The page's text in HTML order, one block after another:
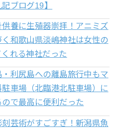
ブログ19】
供養に生殖器崇拝！アニミズ
和歌山県淡嶋神社は女性の
れる神社だった
利尻島への離島旅行中もマ
駐車場（北臨港北駐車場）に
で最高に便利だった
芸術がすごすぎ！新潟県魚